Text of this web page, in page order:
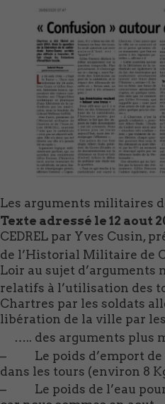
Les arguments militaires
Texte adressé le 12 aout
CEDREL par Yves Cusin,
de l’Historial Militaire de
Loir au sujet d’arguments
relatifs à l’utilisation des
Chartres par les soldats
libération de la ville par
….. des arguments plus
– Le poids d’emport de
dans les tours (environ 8
– Le poids de l’eau